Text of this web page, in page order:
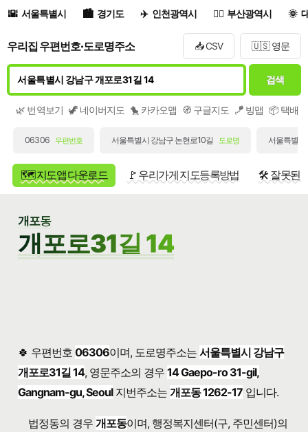
서울특별시 경기도 인천광역시 부산광역시
우리집 우편번호·도로명주소 📥 CSV 🇺🇸 영문
검색
🌿 번역보기 🦖 네이버지도 🐤 카카오맵 🧭 구글지도 🪁 빙맵 📦 택배/
06306 우편번호 서울특별시 강남구 논현로10길 도로명 서울특별
🗺️ 지도앱 다운로드 🚩 우리가게 지도등록방법 🛠️ 잘못된
개포동
개포로31길 14
🍀 우편번호 06306이며, 도로명주소는서울특별시 강남구
개포로31길 14, 영문주소의 경우14 Gaepo-ro 31-gil,
Gangnam-gu, Seoul지번주소는개포동 1262-17 입니다.
법정동의 경우 개포동이며, 행정복지센터(구, 주민센터)의